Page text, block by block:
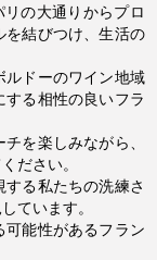
の大通りからプロ
を結びつけ、生活の
ルドーのワイン地域
る相性の良いフラ
を楽しみながら、
ださい。
る私たちの洗練さ
ています。
能性があるフラン